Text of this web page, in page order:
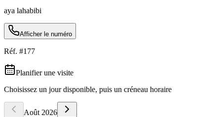
aya lahabibi
Afficher le numéro
Réf. #177
Planifier une visite
Choisissez un jour disponible, puis un créneau horaire
Août 2026